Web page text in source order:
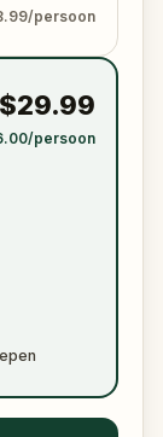
persoon
$29.99
persoon